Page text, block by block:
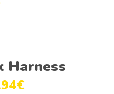
Harness
€